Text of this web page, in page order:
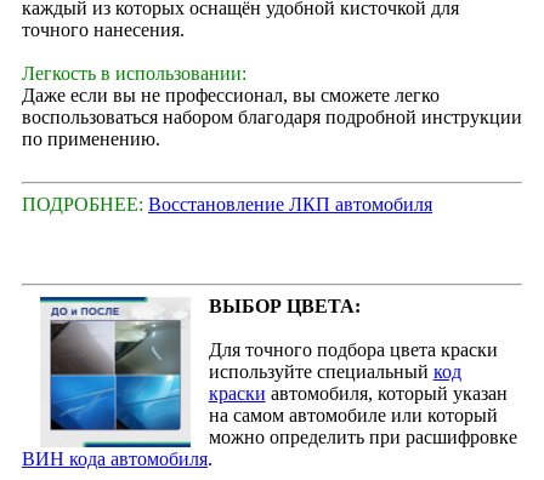
каждый из которых оснащён удобной кисточкой для
точного нанесения.
Легкость в использовании:
Даже если вы не профессионал, вы сможете легко
воспользоваться набором благодаря подробной инструкции
по применению.
ПОДРОБНЕЕ: Восстановление ЛКП автомобиля
ВЫБОР ЦВЕТА:
Для точного подбора цвета краски
используйте специальный код
краски автомобиля, который указан
на самом автомобиле или который
можно определить при расшифровке
ВИН кода автомобиля.